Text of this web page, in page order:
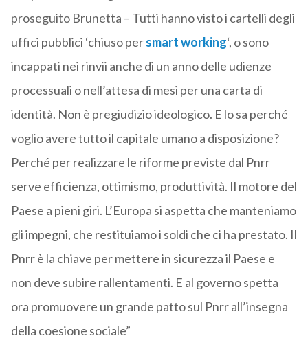
proseguito Brunetta – Tutti hanno visto i cartelli degli
uffici pubblici ‘chiuso persmart working‘, o sono
incappati nei rinvii anche di un anno delle udienze
processuali o nell’attesa di mesi per una carta di
identità. Non è pregiudizio ideologico. E lo sa perché
voglio avere tutto il capitale umano a disposizione?
Perché per realizzare le riforme previste dal Pnrr
serve efficienza, ottimismo, produttività. Il motore del
Paese a pieni giri. L’Europa si aspetta che manteniamo
gli impegni, che restituiamo i soldi che ci ha prestato. Il
Pnrr è la chiave per mettere in sicurezza il Paese e
non deve subire rallentamenti. E al governo spetta
ora promuovere un grande patto sul Pnrr all’insegna
della coesione sociale”